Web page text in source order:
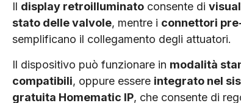
Il display retroilluminato consente di
stato delle valvole, mentre i connettori
semplificano il collegamento degli attuatori.
Il dispositivo può funzionare in modalità
compatibili, oppure essere integrato nel
gratuita Homematic IP, che consente di